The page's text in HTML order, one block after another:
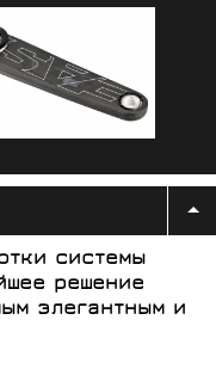
системы
решение
элегантным и